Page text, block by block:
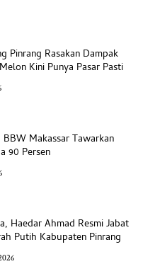
Pinrang Rasakan Dampak
Kini Punya Pasar Pasti
Makassar Tawarkan
90 Persen
Haedar Ahmad Resmi Jabat
Putih Kabupaten Pinrang